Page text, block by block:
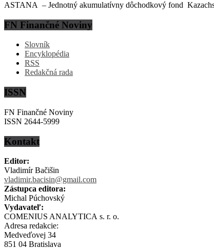
ASTANA – Jednotný akumulatívny dôchodkový fond
FN Finančné Noviny
Slovník
Encyklopédia
RSS
Redakčná rada
ISSN
FN Finančné Noviny
ISSN 2644-5999
Kontakt
Editor:
Vladimír Bačišin
vladimir.bacisin@gmail.com
Zástupca editora:
Michal Púchovský
Vydavateľ:
COMENIUS ANALYTICA s. r. o.
Adresa redakcie:
Medveďovej 34
851 04 Bratislava